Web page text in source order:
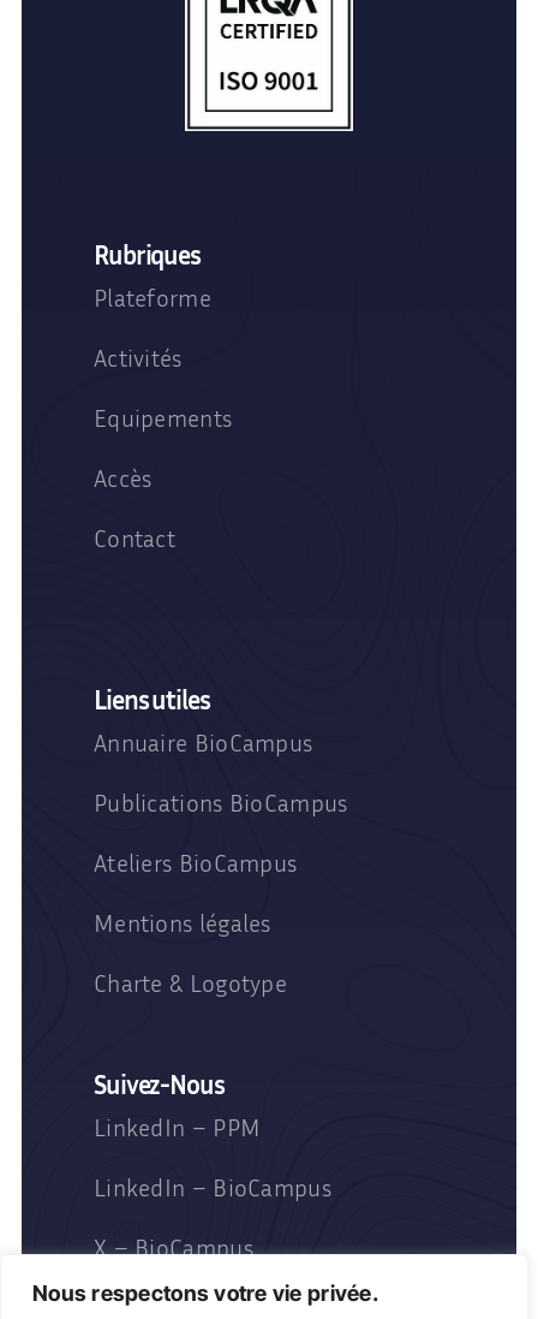
Nous respectons votre vie privée.
Rubriques
Plateforme
Activités
Equipements
Accès
Contact
Liens utiles
Annuaire BioCampus
Publications BioCampus
Ateliers BioCampus
Mentions légales
Charte & Logotype
Suivez-Nous
LinkedIn – PPM
LinkedIn – BioCampus
X – BioCampus